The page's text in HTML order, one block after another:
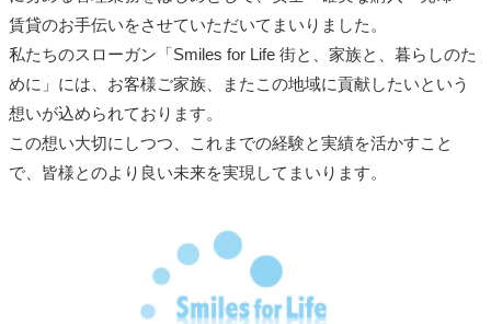
賃貸のお手伝いをさせていただいてまいりました。
私たちのスローガン「Smiles for Life 街と、家族と、暮らしのた
めに」には、お客様ご家族、またこの地域に貢献したいという
想いが込められております。
この想い大切にしつつ、これまでの経験と実績を活かすこと
で、皆様とのより良い未来を実現してまいります。